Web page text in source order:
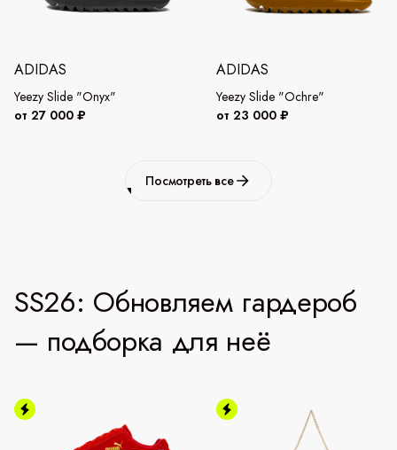
ADIDAS
Yeezy Slide "Onyx"
от 27 000 ₽
ADIDAS
Yeezy Slide "Ochre"
от 23 000 ₽
Посмотреть все
SS26: Обновляем гардероб
— подборка для неё